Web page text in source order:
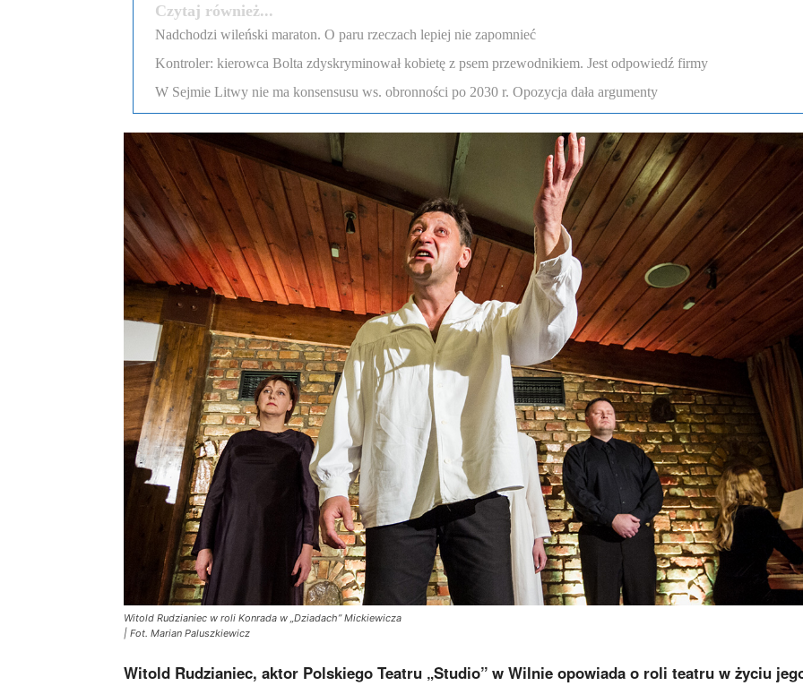
Czytaj również...
Nadchodzi wileński maraton. O paru rzeczach lepiej nie zapomnieć
Kontroler: kierowca Bolta zdyskryminował kobietę z psem przewodnikiem. Jest odpowiedź firmy
W Sejmie Litwy nie ma konsensusu ws. obronności po 2030 r. Opozycja dała argumenty
Witold Rudzianiec w roli Konrada w „Dziadach” Mickiewicza
| Fot. Marian Paluszkiewicz
Witold Rudzianiec, aktor Polskiego Teatru „Studio” w Wilnie opowiada o roli teatru w życiu